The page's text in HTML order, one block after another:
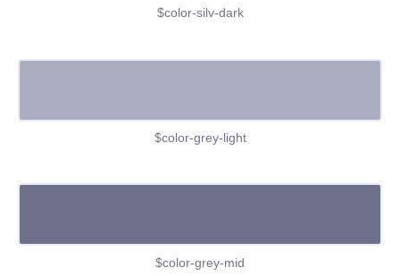
$color-silv-dark
$color-grey-light
$color-grey-mid